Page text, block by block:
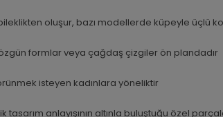
oluşur, bazı modellerde küpeyle üçlü
formlar veya çağdaş çizgiler ön plandadır
isteyen kadınlara yöneliktir
tasarım anlayışının altınla buluştuğu özel